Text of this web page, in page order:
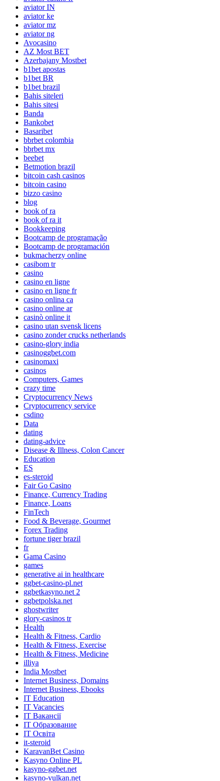
aviator IN
aviator ke
aviator mz
aviator ng
Avocasino
AZ Most BET
Azerbajany Mostbet
b1bet apostas
b1bet BR
b1bet brazil
Bahis siteleri
Bahis sitesi
Banda
Bankobet
Basaribet
bbrbet colombia
bbrbet mx
beebet
Betmotion brazil
bitcoin cash casinos
bitcoin casino
bizzo casino
blog
book of ra
book of ra it
Bookkeeping
Bootcamp de programação
Bootcamp de programación
bukmacherzy online
casibom tr
casino
casino en ligne
casino en ligne fr
casino onlina ca
casino online ar
casinò online it
casino utan svensk licens
casino zonder crucks netherlands
casino-glory india
casinoggbet.com
casinomaxi
casinos
Computers, Games
crazy time
Cryptocurrency News
Cryptocurrency service
csdino
Data
dating
dating-advice
Disease & Illness, Colon Cancer
Education
ES
es-steroid
Fair Go Casino
Finance, Currency Trading
Finance, Loans
FinTech
Food & Beverage, Gourmet
Forex Trading
fortune tiger brazil
fr
Gama Casino
games
generative ai in healthcare
ggbet-casino-pl.net
ggbetkasyno.net 2
ggbetpolska.net
ghostwriter
glory-casinos tr
Health
Health & Fitness, Cardio
Health & Fitness, Exercise
Health & Fitness, Medicine
illiya
India Mostbet
Internet Business, Domains
Internet Business, Ebooks
IT Education
IT Vacancies
IT Вакансії
IT Образование
IT Освіта
it-steroid
KaravanBet Casino
Kasyno Online PL
kasyno-ggbet.net
kasyno-vulkan.net